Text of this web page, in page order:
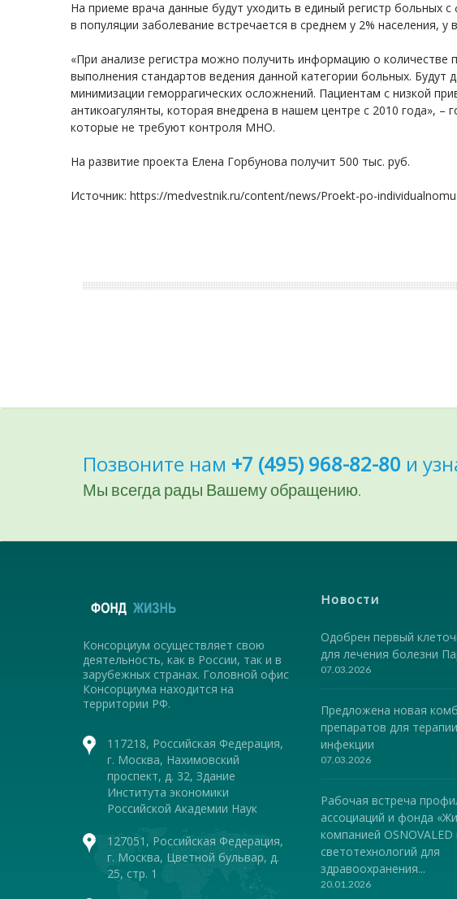
На приеме врача данные будут уходить в единый регистр больных
в популяции заболевание встречается в среднем у 2% населения,
«При анализе регистра можно получить информацию о
выполнения стандартов ведения данной категории больных.
минимизации геморрагических осложнений. Пациентам с низкой
антикоагулянты, которая внедрена в нашем центре с 2010 года»,
которые не требуют контроля МНО.
На развитие проекта Елена Горбунова получит 500 тыс. руб.
Источник: https://medvestnik.ru/content/news/Proekt-po-
Позвоните нам +7 (495) 968-82-80 и
Мы всегда рады Вашему обращению.
Консорциум осуществляет свою
деятельность, как в России, так и в
зарубежных странах. Головной офис
Консорциума находится на
территории РФ.
117218, Российская Федерация,
г. Москва, Нахимовский
проспект, д. 32, Здание
Института экономики
Российской Академии Наук
127051, Российская Федерация,
г. Москва, Цветной бульвар, д.
25, стр. 1
Новости
Одобрен первый
для лечения болезни
07.03.2026
Предложена новая
препаратов для
инфекции
07.03.2026
Рабочая встреча
ассоциаций и фонда
компанией
светотехнологий для
здравоохранения...
20.01.2026